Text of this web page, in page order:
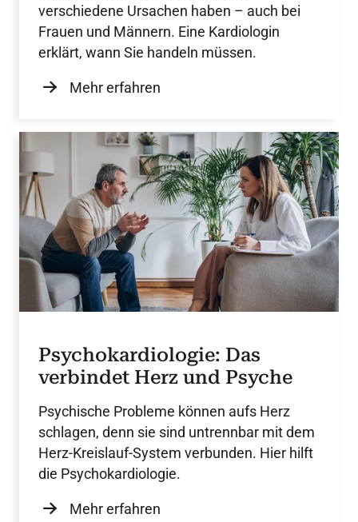
verschiedene Ursachen haben – auch bei
Frauen und Männern. Eine Kardiologin
erklärt, wann Sie handeln müssen.
Mehr erfahren
Psychokardiologie: Das
verbindet Herz und Psyche
Psychische Probleme können aufs Herz
schlagen, denn sie sind untrennbar mit dem
Herz-Kreislauf-System verbunden. Hier hilft
die Psychokardiologie.
Mehr erfahren